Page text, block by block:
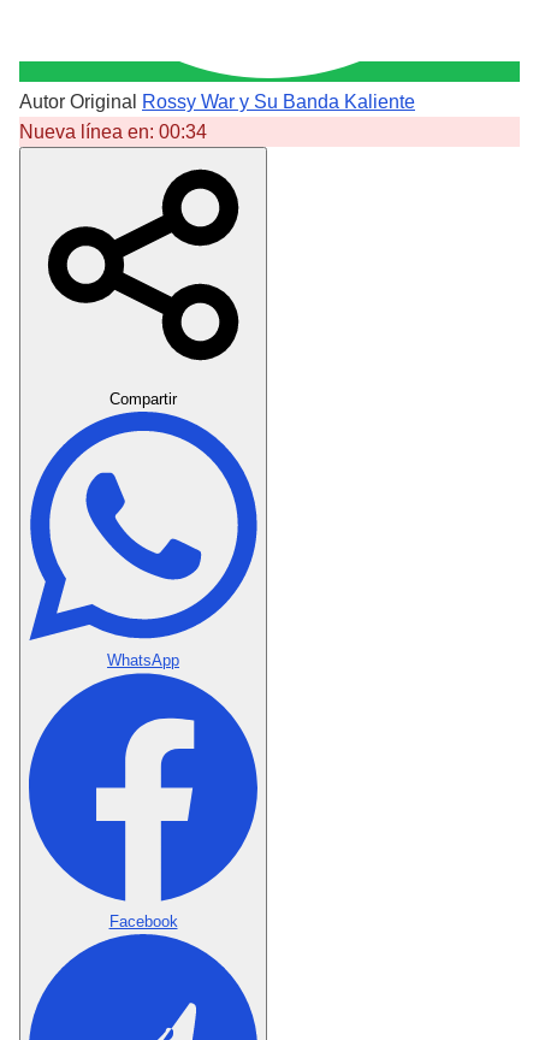
Autor Original
Rossy War y Su Banda Kaliente
Nueva línea en: 00:34
Compartir
WhatsApp
Facebook